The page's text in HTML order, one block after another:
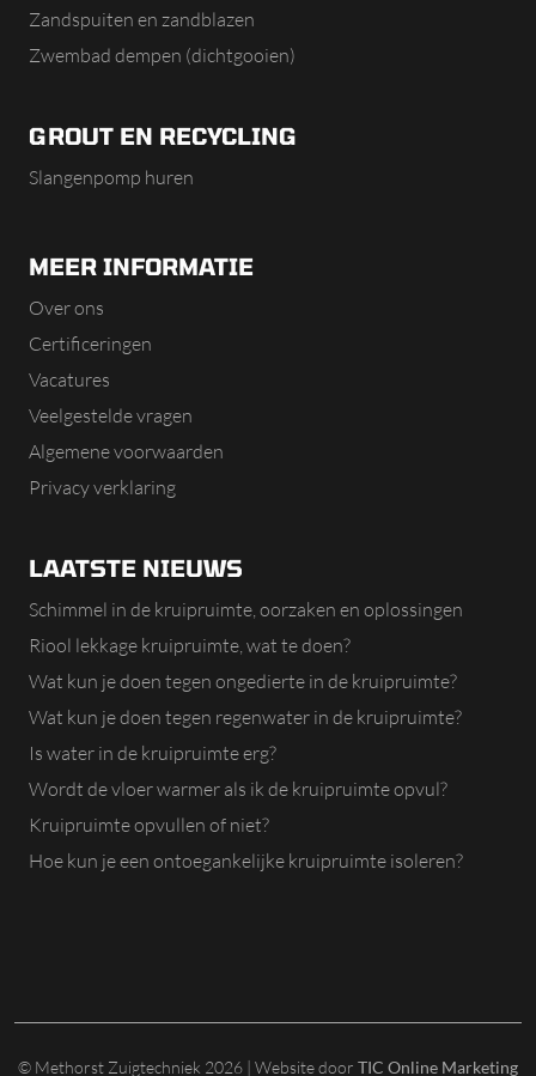
Zandspuiten en zandblazen
Zwembad dempen (dichtgooien)
GROUT EN RECYCLING
Slangenpomp huren
MEER INFORMATIE
Over ons
Certificeringen
Vacatures
Veelgestelde vragen
Algemene voorwaarden
Privacy verklaring
LAATSTE NIEUWS
Schimmel in de kruipruimte, oorzaken en oplossingen
Riool lekkage kruipruimte, wat te doen?
Wat kun je doen tegen ongedierte in de kruipruimte?
Wat kun je doen tegen regenwater in de kruipruimte?
Is water in de kruipruimte erg?
Wordt de vloer warmer als ik de kruipruimte opvul?
Kruipruimte opvullen of niet?
Hoe kun je een ontoegankelijke kruipruimte isoleren?
© Methorst Zuigtechniek 2026 | Website door TIC Online Marketing